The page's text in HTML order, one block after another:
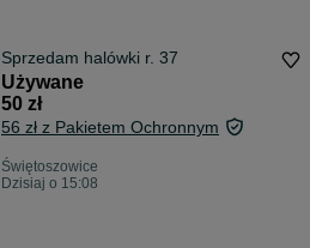
Sprzedam halówki r. 37
Używane
50 zł
56 zł z Pakietem Ochronnym
Świętoszowice
Dzisiaj o 15:08